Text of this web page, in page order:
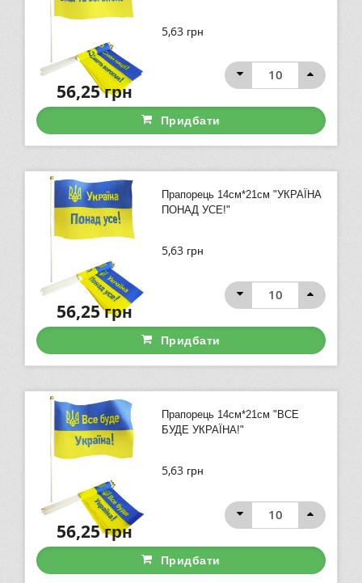
5,63 грн
56,25грн
Придбати
Прапорець 14см*21см "УКРАЇНА
ПОНАД УСЕ!"
5,63 грн
56,25грн
Придбати
Прапорець 14см*21см "ВСЕ
БУДЕ УКРАЇНА!"
5,63 грн
56,25грн
Придбати